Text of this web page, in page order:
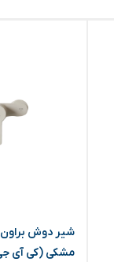
شیر دوش
مشکی (کی آی